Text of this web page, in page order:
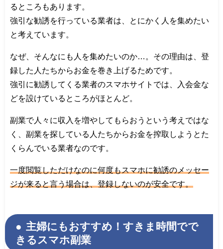
るところもあります。
強引な勧誘を行っている業者は、とにかく人を集めたい
と考えています。
なぜ、そんなにも人を集めたいのか…。その理由は、登
録した人たちからお金を巻き上げるためです。
強引に勧誘してくる業者のスマホサイトでは、入会金な
どを設けているところがほとんど。
副業で人々に収入を増やしてもらおうという考えではな
く、副業を探している人たちからお金を搾取しようとた
くらんでいる業者なのです。
一度閲覧しただけなのに何度もスマホに勧誘のメッセー
ジが来ると言う場合は、登録しないのが安全です。
主婦にもおすすめ！すきま時間でで
きるスマホ副業